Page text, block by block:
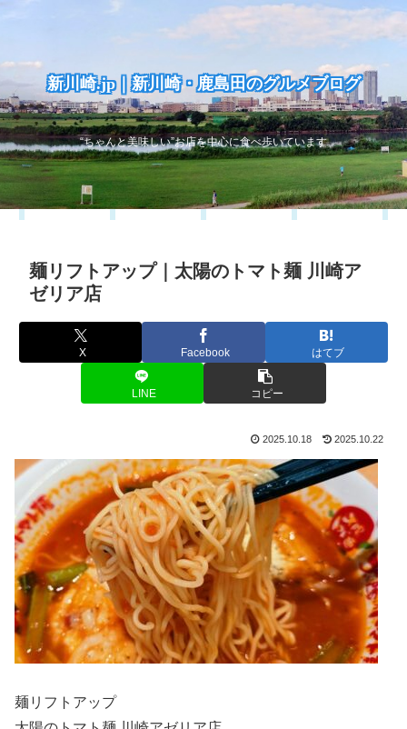
新川崎.jp｜新川崎・鹿島田のグルメブログ
“ちゃんと美味しい”お店を中心に食べ歩いています
麺リフトアップ｜太陽のトマト麺 川崎ア
ゼリア店
X Facebook はてブ
LINE コピー
2025.10.18 2025.10.22
麺リフトアップ